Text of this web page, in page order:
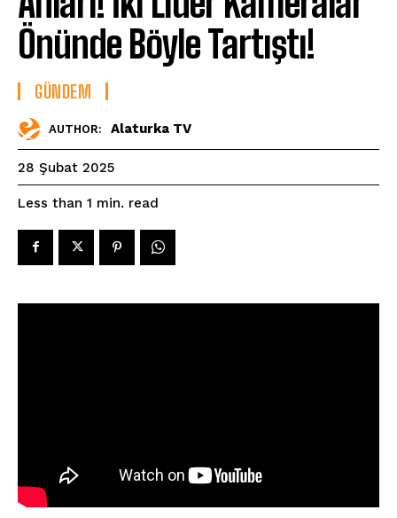
Önünde Böyle Tartıştı!
GÜNDEM
AUTHOR: Alaturka TV
28 Şubat 2025
Less than 1 min. read